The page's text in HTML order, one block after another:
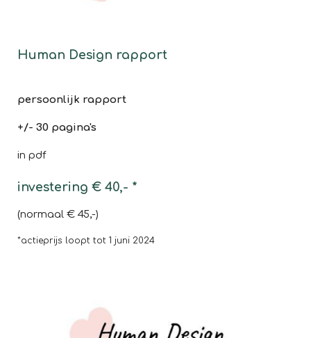
Human Design rapport
persoonlijk rapport
+/- 30 pagina's
in pdf
investering € 40,- *
(normaal € 45,-)
*actieprijs loopt tot 1 juni 2024